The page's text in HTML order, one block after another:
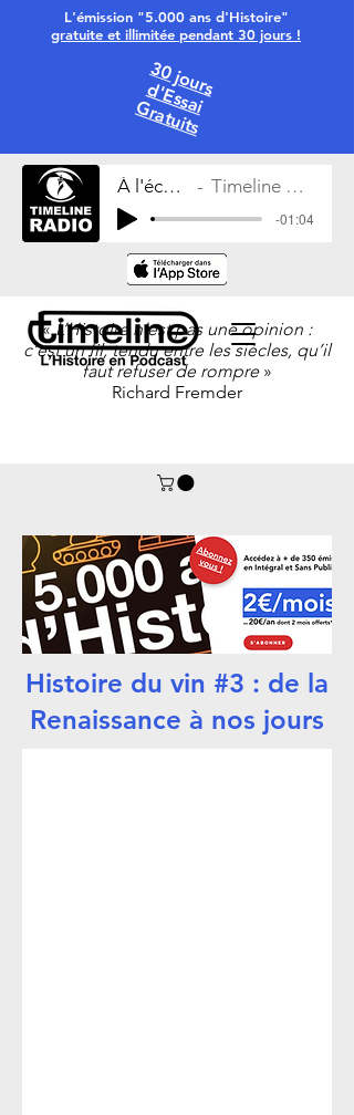
L'émission "5.000 ans d'Histoire"
gratuite et illimitée pendant 30 jours !
30 jours
d'Essai
Gratuits
«L’Histoire n’est pas une opinion :
c’est un fil, tendu entre les siècles, qu’il
faut refuser de rompre»
Richard Fremder
À l'écoute Timeline Radio
-01:04
Histoire du vin #3 : de la
Renaissance à nos jours